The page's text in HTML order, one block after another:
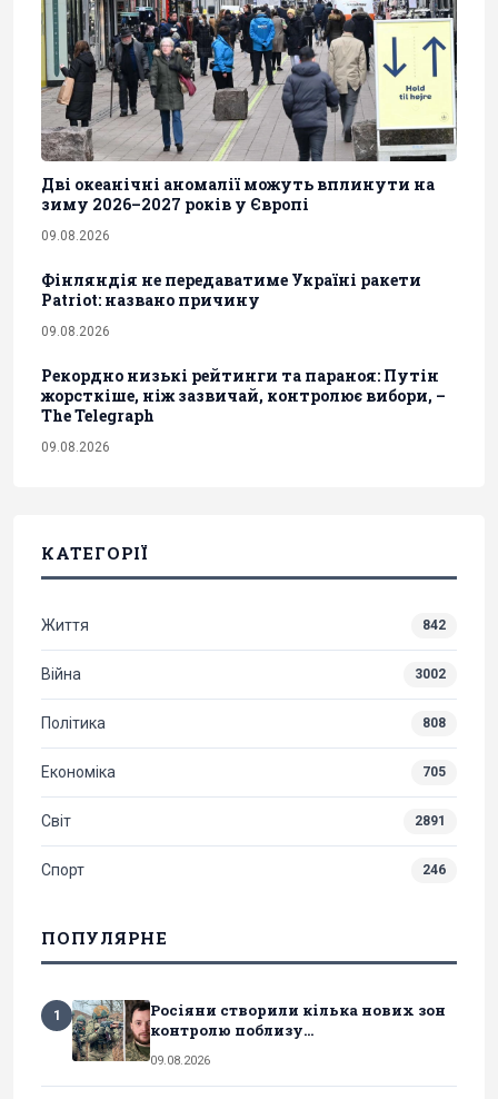
Дві океанічні аномалії можуть вплинути на
зиму 2026–2027 років у Європі
09.08.2026
Фінляндія не передаватиме Україні ракети
Patriot: названо причину
09.08.2026
Рекордно низькі рейтинги та параноя: Путін
жорсткіше, ніж зазвичай, контролює вибори, –
The Telegraph
09.08.2026
КАТЕГОРІЇ
Життя 842
Війна 3002
Політика 808
Економіка 705
Світ 2891
Спорт 246
ПОПУЛЯРНЕ
1
Росіяни створили кілька нових зон
контролю поблизу...
09.08.2026